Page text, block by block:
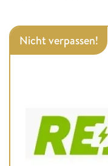
Nicht verpassen!